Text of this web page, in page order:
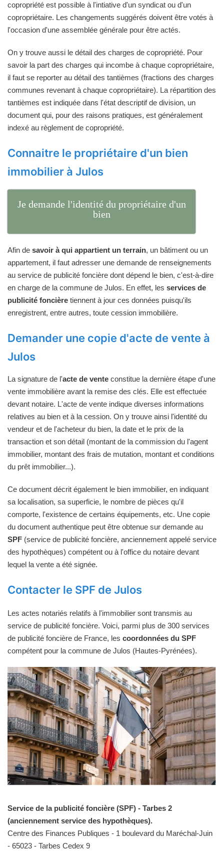
copropriété est possible à l'intiative d'un syndicat ou d'un
copropriétaire. Les changements suggérés doivent être votés à
l'occasion d'une assemblée générale pour être actés.
On y trouve aussi le détail des charges de copropriété. Pour
savoir la part des charges qui incombe à chaque copropriétaire,
il faut se reporter au détail des tantièmes (fractions des charges
communes revenant à chaque copropriétaire). La répartition des
tantièmes est indiquée dans l'état descriptif de division, un
document qui, pour des raisons pratiques, est généralement
indexé au règlement de copropriété.
Connaitre le propriétaire d'un bien
immobilier à Julos
Je demande l'identité du propriétaire d'un
bien
Afin de savoir à qui appartient un terrain, un bâtiment ou un
appartement, il faut adresser une demande de renseignements
au service de publicité foncière dont dépend le bien, c'est-à-dire
en charge de la commune de Julos. En effet, les services de
publicité foncière tiennent à jour ces données puisqu'ils
enregistrent, entre autres, toute cession immobilière.
Demander une copie d'acte de vente à
Julos
La signature de l'acte de vente constitue la dernière étape d'une
vente immobilière avant la remise des clés. Elle est effectuée
devant notaire. L'acte de vente indique diverses informations
relatives au bien et à la cession. On y trouve ainsi l'identité du
vendeur et de l'acheteur du bien, la date et le prix de la
transaction et son détail (montant de la commission du l'agent
immobilier, montant des frais de mutation, montant et conditions
du prêt immobilier...).
Ce document décrit également le bien immobilier, en indiquant
sa localisation, sa superficie, le nombre de pièces qu'il
comporte, l'existence de certains équipements, etc. Une copie
du document authentique peut être obtenue sur demande au
SPF (service de publicité foncière, anciennement appelé service
des hypothèques) compétent ou à l'office du notaire devant
lequel la vente a été signée.
Contacter le SPF de Julos
Les actes notariés relatifs à l'immobilier sont transmis au
service de publicité foncière. Voici, parmi plus de 300 services
de publicité foncière de France, les coordonnées du SPF
compétent pour la commune de Julos (Hautes-Pyrénées).
Service de la publicité foncière (SPF) - Tarbes 2
(anciennement service des hypothèques).
Centre des Finances Publiques - 1 boulevard du Maréchal-Juin
- 65023 - Tarbes Cedex 9